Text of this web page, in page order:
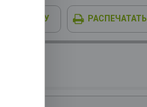
В КОРЗИНУ РАСПЕЧАТАТЬ